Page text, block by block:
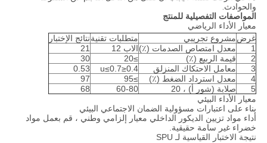
والحوادث.
المواصفات التفصيلية للمنتج
معيار الأداء الرياضي
غرضمشروع تجريبي متطلبات تقنيةنتائج الإختبار
معدل امتصاص الصدمات (٪)الاب 12
21
قيمة الربيع (٪)
30
معامل الاحتكاك المنزلق 0.4≤u≤0.7
0.53
معدل استرداد الضغط (٪)
97
صلابة (شور أ) ، 20 60-80
68
معيار الأداء البيئي
بناء على اعتبارات مسؤولية الضمان الاجتماعي البيئي
أداء مواد تزيين الديكور الداخلي معيار إلزامي وطني ، قم بعمل مواد
خضراء غير سامة حقيقية.
نتيجة الاختبار القياسية لـ SPU